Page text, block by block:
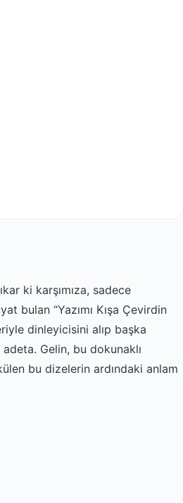
ki karşımıza, sadece
bulan “Yazımı Kışa Çevirdin
dinleyicisini alıp başka
Gelin, bu dokunaklı
bu dizelerin ardındaki anlam